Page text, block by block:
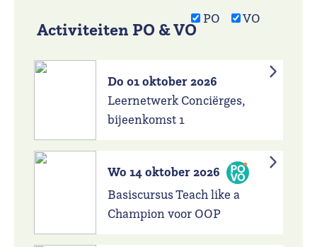
PO VO
Activiteiten PO & VO
Do 01 oktober 2026
Leernetwerk Conciërges,
bijeenkomst 1
Wo 14 oktober 2026
Basiscursus Teach like a
Champion voor OOP